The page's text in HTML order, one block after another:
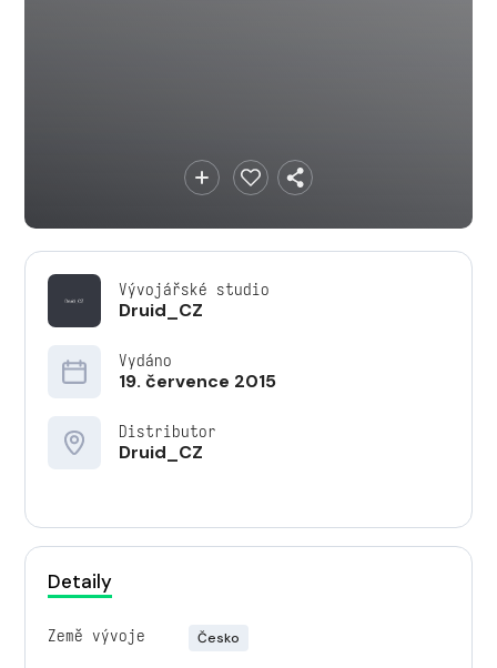
Vývojářské studio
Druid_CZ
Vydáno
19. července 2015
Distributor
Druid_CZ
Detaily
Země vývoje Česko